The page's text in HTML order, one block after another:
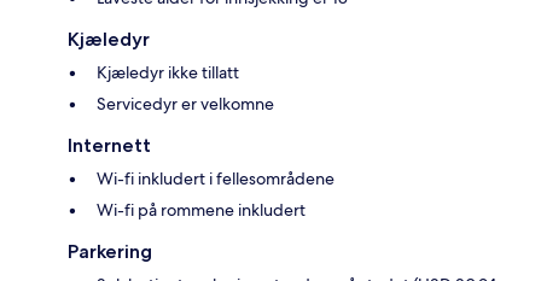
Kjæledyr
Kjæledyr ikke tillatt
Servicedyr er velkomne
Internett
Wi-fi inkludert i fellesområdene
Wi-fi på rommene inkludert
Parkering